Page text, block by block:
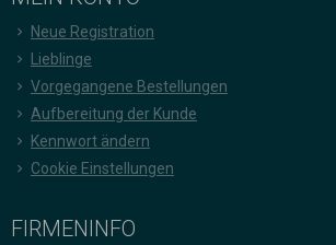
Neue Registration
Lieblinge
Vorgegangene Bestellungen
Aufbereitung der Kunde
Kennwort ändern
Cookie Einstellungen
FIRMENINFO